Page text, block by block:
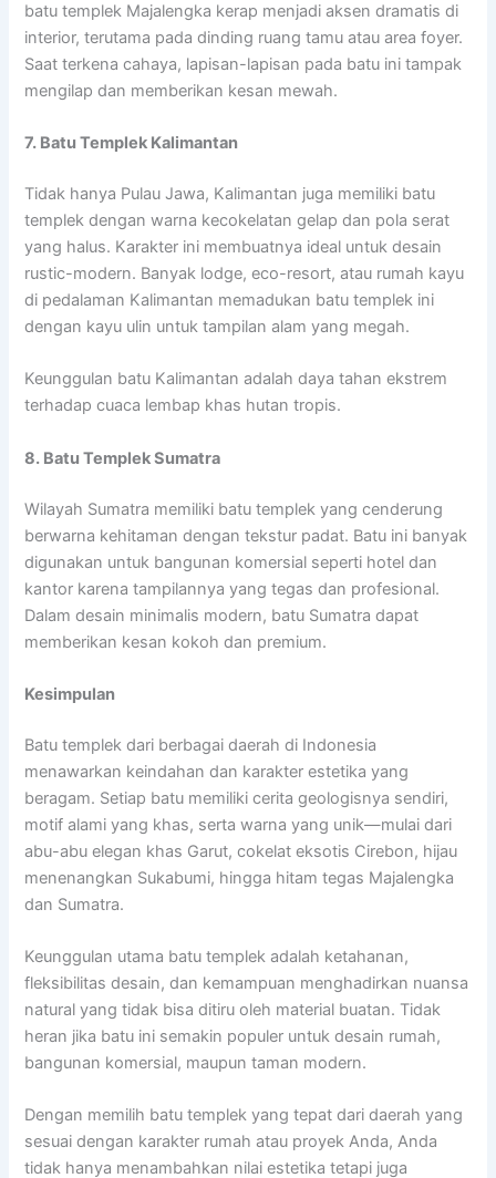
batu templek Majalengka kerap menjadi aksen dramatis di
interior, terutama pada dinding ruang tamu atau area foyer.
Saat terkena cahaya, lapisan-lapisan pada batu ini tampak
mengilap dan memberikan kesan mewah.
7. Batu Templek Kalimantan
Tidak hanya Pulau Jawa, Kalimantan juga memiliki batu
templek dengan warna kecokelatan gelap dan pola serat
yang halus. Karakter ini membuatnya ideal untuk desain
rustic-modern. Banyak lodge, eco-resort, atau rumah kayu
di pedalaman Kalimantan memadukan batu templek ini
dengan kayu ulin untuk tampilan alam yang megah.
Keunggulan batu Kalimantan adalah daya tahan ekstrem
terhadap cuaca lembap khas hutan tropis.
8. Batu Templek Sumatra
Wilayah Sumatra memiliki batu templek yang cenderung
berwarna kehitaman dengan tekstur padat. Batu ini banyak
digunakan untuk bangunan komersial seperti hotel dan
kantor karena tampilannya yang tegas dan profesional.
Dalam desain minimalis modern, batu Sumatra dapat
memberikan kesan kokoh dan premium.
Kesimpulan
Batu templek dari berbagai daerah di Indonesia
menawarkan keindahan dan karakter estetika yang
beragam. Setiap batu memiliki cerita geologisnya sendiri,
motif alami yang khas, serta warna yang unik—mulai dari
abu-abu elegan khas Garut, cokelat eksotis Cirebon, hijau
menenangkan Sukabumi, hingga hitam tegas Majalengka
dan Sumatra.
Keunggulan utama batu templek adalah ketahanan,
fleksibilitas desain, dan kemampuan menghadirkan nuansa
natural yang tidak bisa ditiru oleh material buatan. Tidak
heran jika batu ini semakin populer untuk desain rumah,
bangunan komersial, maupun taman modern.
Dengan memilih batu templek yang tepat dari daerah yang
sesuai dengan karakter rumah atau proyek Anda, Anda
tidak hanya menambahkan nilai estetika tetapi juga